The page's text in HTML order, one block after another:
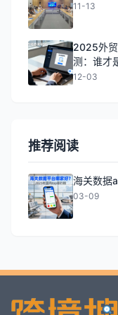
11-13
2025外
测：谁才
12-03
推荐阅读
海关数据
03-09